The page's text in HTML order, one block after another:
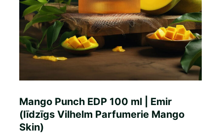
Mango Punch EDP 100 ml | Emir
(līdzīgs Vilhelm Parfumerie Mango
Skin)